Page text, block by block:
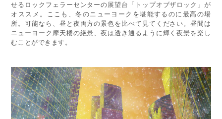
せるロックフェラーセンターの展望台「トップオブザロック」が
オススメ。ここも、冬のニューヨークを堪能するのに最高の場
所。可能なら、昼と夜両方の景色を比べて見てください。昼間は
ニューヨーク摩天楼の絶景、夜は透き通るように輝く夜景を楽し
むことができます。